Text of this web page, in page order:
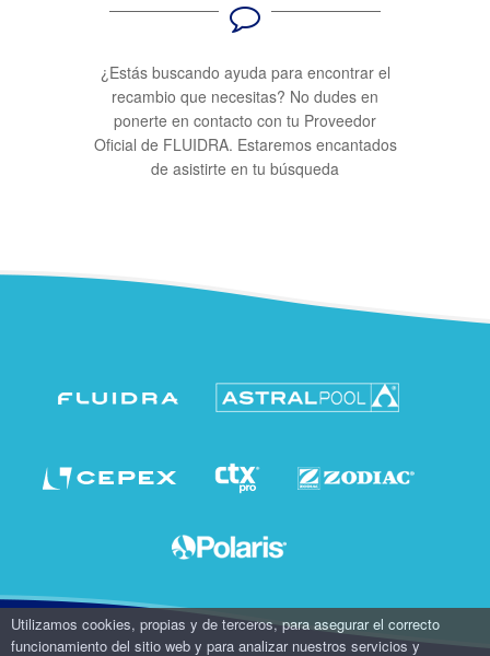
¿Estás buscando ayuda para encontrar el
recambio que necesitas? No dudes en
ponerte en contacto con tu Proveedor
Oficial de FLUIDRA. Estaremos encantados
de asistirte en tu búsqueda
Utilizamos cookies, propias y de terceros, para asegurar el correcto
funcionamiento del sitio web y para analizar nuestros servicios y